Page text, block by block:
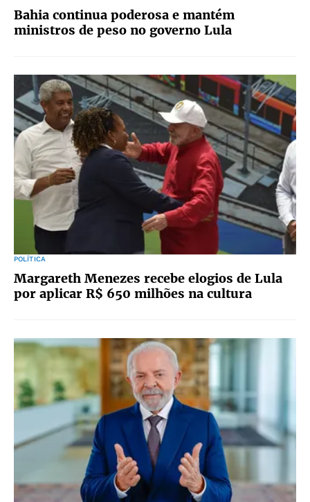
Bahia continua poderosa e mantém
ministros de peso no governo Lula
POLÍTICA
Margareth Menezes recebe elogios de Lula
por aplicar R$ 650 milhões na cultura